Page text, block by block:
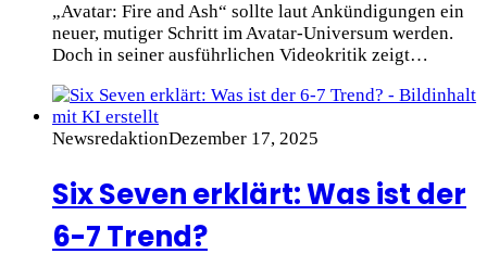
„Avatar: Fire and Ash“ sollte laut Ankündigungen ein
neuer, mutiger Schritt im Avatar-Universum werden.
Doch in seiner ausführlichen Videokritik zeigt…
NewsredaktionDezember 17, 2025
Six Seven erklärt: Was ist der
6-7 Trend?